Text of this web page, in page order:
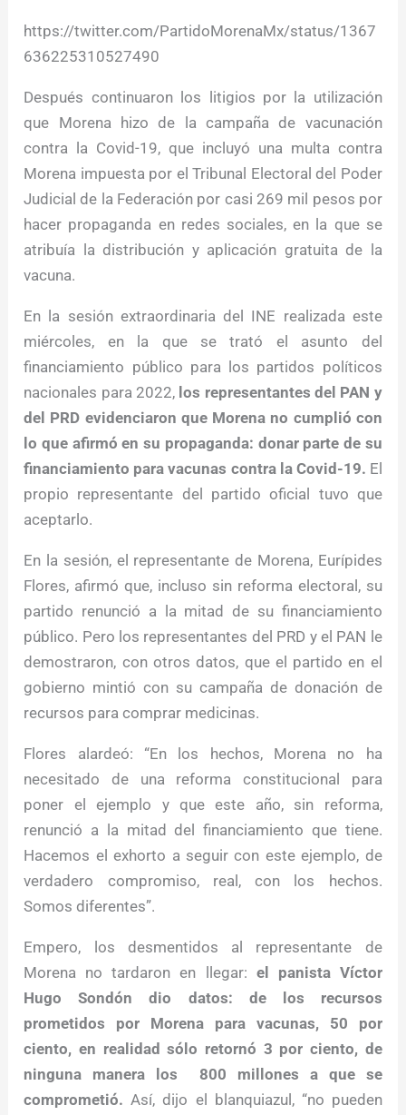
https://twitter.com/PartidoMorenaMx/status/1367
636225310527490
Después continuaron los litigios por la utilización
que Morena hizo de la campaña de vacunación
contra la Covid-19, que incluyó una multa contra
Morena impuesta por el Tribunal Electoral del Poder
Judicial de la Federación por casi 269 mil pesos por
hacer propaganda en redes sociales, en la que se
atribuía la distribución y aplicación gratuita de la
vacuna.
En la sesión extraordinaria del INE realizada este
miércoles, en la que se trató el asunto del
financiamiento público para los partidos políticos
nacionales para 2022,los representantes del PAN y
del PRD evidenciaron que Morena no cumplió con
lo que afirmó en su propaganda: donar parte de su
financiamiento para vacunas contra la Covid-19. El
propio representante del partido oficial tuvo que
aceptarlo.
En la sesión, el representante de Morena, Eurípides
Flores, afirmó que, incluso sin reforma electoral, su
partido renunció a la mitad de su financiamiento
público. Pero los representantes del PRD y el PAN le
demostraron, con otros datos, que el partido en el
gobierno mintió con su campaña de donación de
recursos para comprar medicinas.
Flores alardeó: “En los hechos, Morena no ha
necesitado de una reforma constitucional para
poner el ejemplo y que este año, sin reforma,
renunció a la mitad del financiamiento que tiene.
Hacemos el exhorto a seguir con este ejemplo, de
verdadero compromiso, real, con los hechos.
Somos diferentes”.
Empero, los desmentidos al representante de
Morena no tardaron en llegar: el panista Víctor
Hugo Sondón dio datos: de los recursos
prometidos por Morena para vacunas, 50 por
ciento, en realidad sólo retornó 3 por ciento, de
ninguna manera los 800 millones a que se
comprometió. Así, dijo el blanquiazul, “no pueden